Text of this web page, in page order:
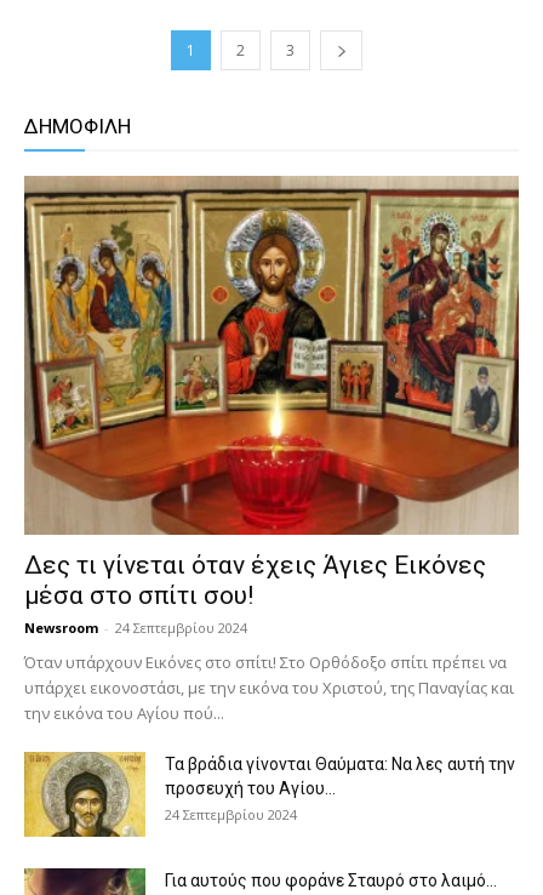
1 2 3
ΔΗΜΟΦΙΛΗ
Δες τι γίνεται όταν έχεις Άγιες Εικόνες
μέσα στο σπίτι σου!
Newsroom - 24 Σεπτεμβρίου 2024
Όταν υπάρχουν Εικόνες στο σπίτι! Στο Ορθόδοξο σπίτι πρέπει να
υπάρχει εικονοστάσι, με την εικόνα του Χριστού, της Παν­αγίας και
την εικόνα του Αγίου πού...
Τα βράδια γίνονται Θαύματα: Να λες αυτή την
προσευχή του Αγίου...
24 Σεπτεμβρίου 2024
Για αυτούς που φοράνε Σταυρό στο λαιμό…